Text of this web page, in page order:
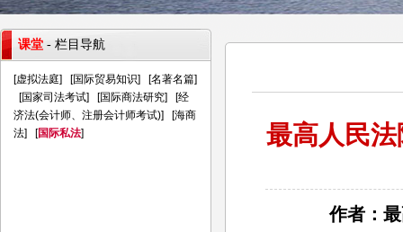
最高人民
作者：
课堂 - 栏目导航
[虚拟法庭] [国际贸易知识] [名著名篇]
[国家司法考试] [国际商法研究] [经
济法(会计师、注册会计师考试)] [海商
法] [国际私法]